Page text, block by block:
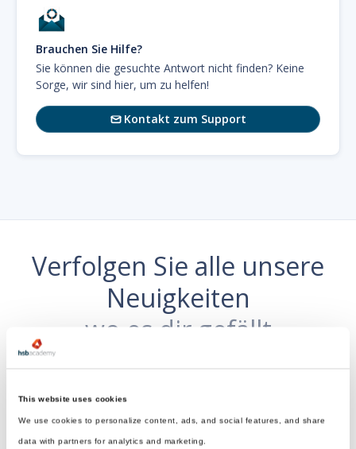
This website uses cookies
We use cookies to personalize content, ads, and social features, and share
data with partners for analytics and marketing.
Brauchen Sie Hilfe?
Sie können die gesuchte Antwort nicht finden? Keine
Sorge, wir sind hier, um zu helfen!
Kontakt zum Support
Verfolgen Sie alle unsere
Neuigkeiten
wo es dir gefällt